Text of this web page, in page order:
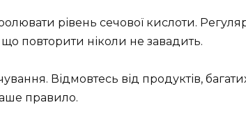
рівень сечової кислоти.
повторити ніколи не завадить.
Відмовтесь від продуктів,
правило.